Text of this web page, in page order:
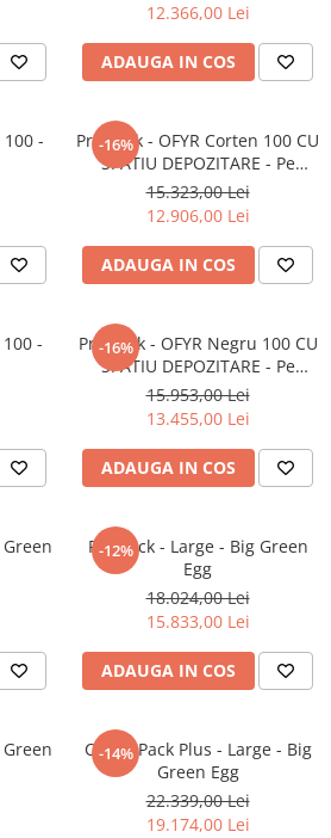
SI
GAZ
12.366,00 Lei
ADAUGA IN COS
100 -
-16%
Pro Pack - OFYR Corten 100 CU
SPATIU DEPOZITARE - Pe
lemne
15.323,00 Lei
12.906,00 Lei
ADAUGA IN COS
-
-16%
Pro Pack - OFYR Negru 100 CU
SPATIU DEPOZITARE - Pe
lemne
15.953,00 Lei
13.455,00 Lei
ADAUGA IN COS
-12%
Pro Pack - Large - Big Green
Egg
18.024,00 Lei
15.833,00 Lei
ADAUGA IN COS
-14%
Chef's Pack Plus - Large - Big
Green Egg
22.339,00 Lei
19.174,00 Lei